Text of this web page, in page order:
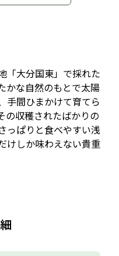
「大分国東」で採れた
かな自然のもとで太陽
手間ひまかけて育てら
の収穫されたばかりの
っぱりと食べやすい浅
けしか味わえない貴重